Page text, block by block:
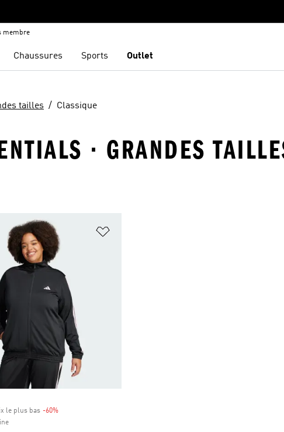
membre
Chaussures Sports Outlet
tailles Classique
· GRANDES
de produits favoris
le plus bas -60%Rabais